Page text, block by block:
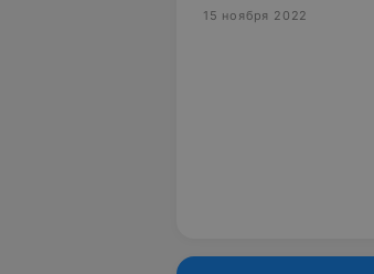
15 ноября 2022